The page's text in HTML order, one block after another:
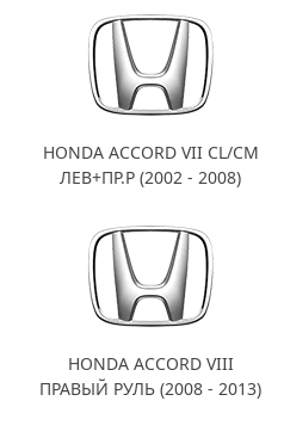
HONDA ACCORD VII CL/CM
ЛЕВ+ПР.Р (2002 - 2008)
HONDA ACCORD VIII
ПРАВЫЙ РУЛЬ (2008 - 2013)